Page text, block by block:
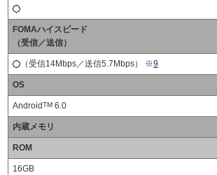
FOMAハイスピード
（受信／送信）
（受信14Mbps／送信5.7Mbps） ※9
OS
AndroidTM 6.0
内蔵メモリ
ROM
16GB